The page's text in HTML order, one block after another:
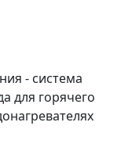
- система
для горячего